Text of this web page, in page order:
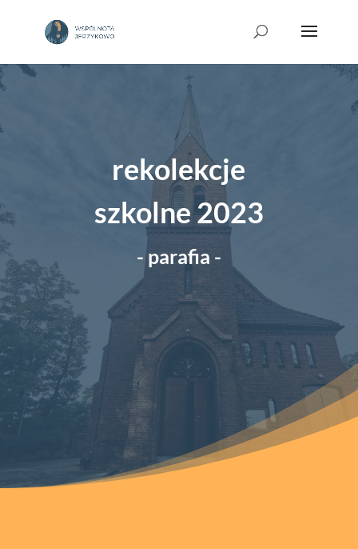
rekolekcje
szkolne 2023
- parafia -